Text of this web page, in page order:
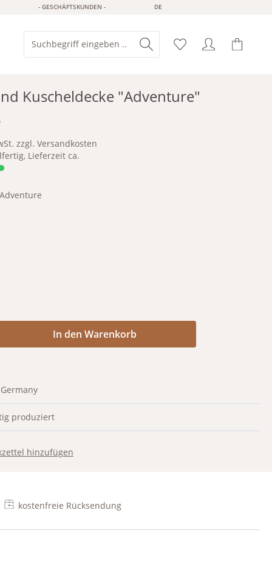
- GESCHÄFTSKUNDEN - DE
Kuscheldecke "Adventure"
zzgl. Versandkosten
Lieferzeit ca.
Adventure
Anzahl: Gib den gewünschten Wert
In den Warenkorb
produziert
hinzufügen
kostenfreie Rücksendung